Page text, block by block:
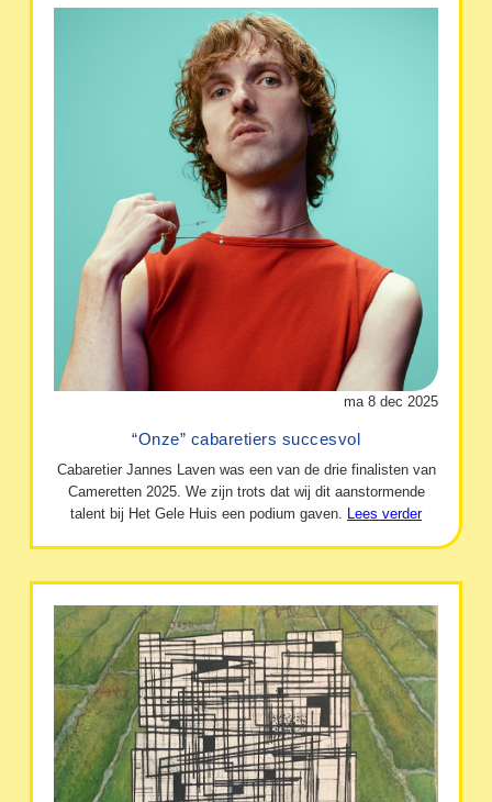
ma 8 dec 2025
“Onze” cabaretiers succesvol
Cabaretier Jannes Laven was een van de drie finalisten van
Cameretten 2025. We zijn trots dat wij dit aanstormende
talent bij Het Gele Huis een podium gaven. Lees verder